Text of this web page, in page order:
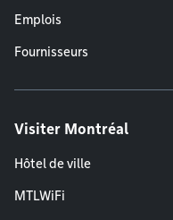
Emplois
Fournisseurs
Visiter Montréal
Hôtel de ville
MTLWiFi